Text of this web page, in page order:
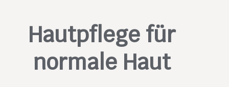
Hautpflege für
normale Haut